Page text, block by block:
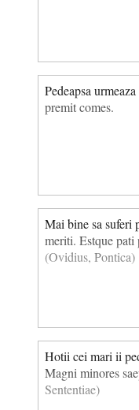
Pedeapsa
premit comes.
Mai bine sa suferi
meriti. Estque pati
(Ovidius, Pontica)
Hotii cei mari ii
Magni minores
Sententiae)